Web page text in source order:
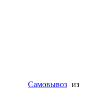
Самовывоз из